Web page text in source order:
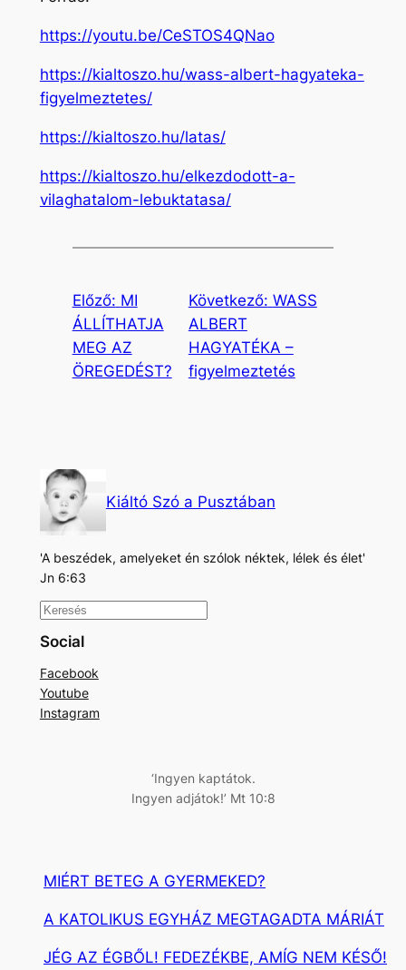
https://youtu.be/CeSTOS4QNao
https://kialtoszo.hu/wass-albert-hagyateka-
figyelmeztetes/
https://kialtoszo.hu/latas/
https://kialtoszo.hu/elkezdodott-a-
vilaghatalom-lebuktatasa/
Előző: MI
ÁLLÍTHATJA
MEG AZ
ÖREGEDÉST?
Következő: WASS
ALBERT
HAGYATÉKA –
figyelmeztetés
Kiáltó Szó a Pusztában
'A beszédek, amelyeket én szólok néktek, lélek és élet'
Jn 6:63
K
e
e
s
Social
Facebook
Youtube
Instagram
‘Ingyen kaptátok.
Ingyen adjátok!’ Mt 10:8
MIÉRT BETEG A GYERMEKED?
A KATOLIKUS EGYHÁZ MEGTAGADTA MÁRIÁT
JÉG AZ ÉGBŐL! FEDEZÉKBE, AMÍG NEM KÉSŐ!